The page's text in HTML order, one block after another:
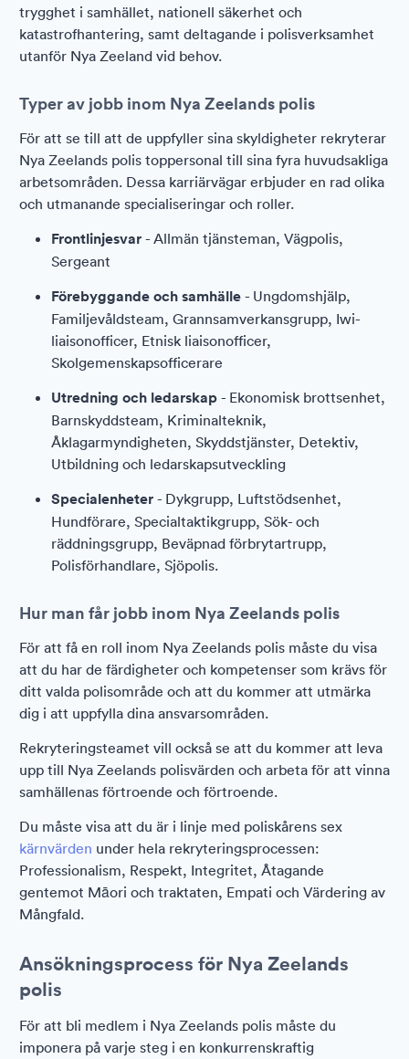
trygghet i samhället, nationell säkerhet och
katastrofhantering, samt deltagande i polisverksamhet
utanför Nya Zeeland vid behov.
Typer av jobb inom Nya Zeelands polis
För att se till att de uppfyller sina skyldigheter rekryterar
Nya Zeelands polis toppersonal till sina fyra huvudsakliga
arbetsområden. Dessa karriärvägar erbjuder en rad olika
och utmanande specialiseringar och roller.
Frontlinjesvar - Allmän tjänsteman, Vägpolis,
Sergeant
Förebyggande och samhälle - Ungdomshjälp,
Familjevåldsteam, Grannsamverkansgrupp, Iwi-
liaisonofficer, Etnisk liaisonofficer,
Skolgemenskapsofficerare
Utredning och ledarskap - Ekonomisk brottsenhet,
Barnskyddsteam, Kriminalteknik,
Åklagarmyndigheten, Skyddstjänster, Detektiv,
Utbildning och ledarskapsutveckling
Specialenheter - Dykgrupp, Luftstödsenhet,
Hundförare, Specialtaktikgrupp, Sök- och
räddningsgrupp, Beväpnad förbrytartrupp,
Polisförhandlare, Sjöpolis.
Hur man får jobb inom Nya Zeelands polis
För att få en roll inom Nya Zeelands polis måste du visa
att du har de färdigheter och kompetenser som krävs för
ditt valda polisområde och att du kommer att utmärka
dig i att uppfylla dina ansvarsområden.
Rekryteringsteamet vill också se att du kommer att leva
upp till Nya Zeelands polisvärden och arbeta för att vinna
samhällenas förtroende och förtroende.
Du måste visa att du är i linje med poliskårens sex
kärnvärden under hela rekryteringsprocessen:
Professionalism, Respekt, Integritet, Åtagande
gentemot Māori och traktaten, Empati och Värdering av
Mångfald.
Ansökningsprocess för Nya Zeelands
polis
För att bli medlem i Nya Zeelands polis måste du
imponera på varje steg i en konkurrenskraftig